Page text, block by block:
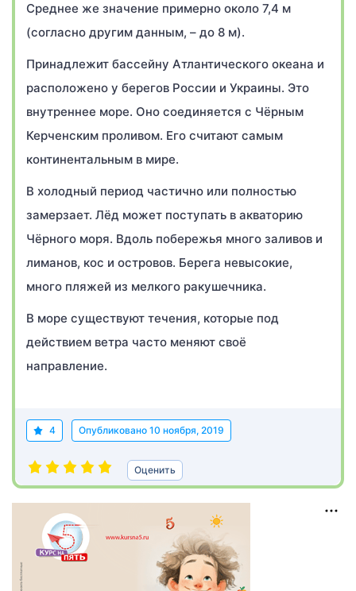
Среднее же значение примерно около 7,4 м
(согласно другим данным, – до 8 м).
Принадлежит бассейну Атлантического океана и
расположено у берегов России и Украины. Это
внутреннее море. Оно соединяется с Чёрным
Керченским проливом. Его считают самым
континентальным в мире.
В холодный период частично или полностью
замерзает. Лёд может поступать в акваторию
Чёрного моря. Вдоль побережья много заливов и
лиманов, кос и островов. Берега невысокие,
много пляжей из мелкого ракушечника.
В море существуют течения, которые под
действием ветра часто меняют своё
направление.
4 Опубликовано 10 ноября, 2019
Оценить